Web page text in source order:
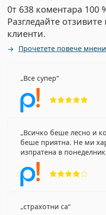
0т 638 коментара 100
Разгледайте
клиенти.
Прочетете повече
Все супер
Всичко беше лесно и
беше приятна. Не ми
изпратена в
страхотни са